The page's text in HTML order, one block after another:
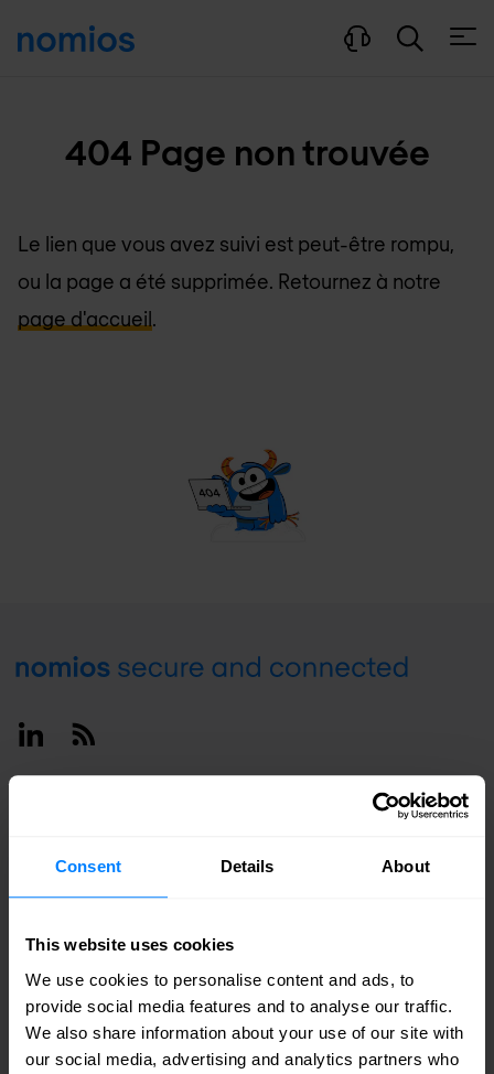
Consent Details About
This website uses cookies
We use cookies to personalise content and ads, to
provide social media features and to analyse our traffic.
We also share information about your use of our site with
our social media, advertising and analytics partners who
404 Page non trouvée
Le lien que vous avez suivi est peut-être rompu,
ou la page a été supprimée. Retournez à notre
page d'accueil.
Footer
LinkedinRSS
Secteurs